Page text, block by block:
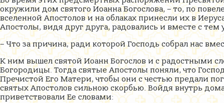
окружили дом святого Иоанна Богослова, – то, по
вселенной Апостолов и на облаках принесли их в
Апостолы, видя друг друга, радовались и вместе с тем
– Что за причина, ради которой Господь собрал нас
К ним вышел святой Иоанн Богослов и с радостными
Богородицы. Тогда святые Апостолы поняли, что
Пречистой Его Матери, чтобы они с честью предали
святых Апостолов сильною скорбью. Войдя внутрь
приветствовали Ее словами: